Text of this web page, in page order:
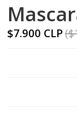
$7.900 CLP